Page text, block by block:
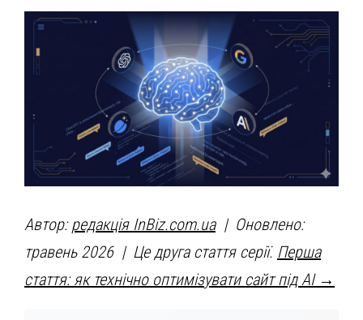
Автор:редакція InBiz.com.ua| Оновлено:
травень 2026 | Це друга стаття серії. Перша
стаття: як технічно оптимізувати сайт під AI →